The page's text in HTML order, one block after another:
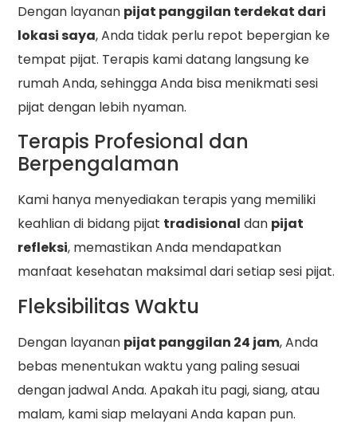
Dengan layanan pijat panggilan terdekat dari
lokasi saya, Anda tidak perlu repot bepergian ke
tempat pijat. Terapis kami datang langsung ke
rumah Anda, sehingga Anda bisa menikmati sesi
pijat dengan lebih nyaman.
Terapis Profesional dan
Berpengalaman
Kami hanya menyediakan terapis yang memiliki
keahlian di bidang pijat tradisional dan pijat
refleksi, memastikan Anda mendapatkan
manfaat kesehatan maksimal dari setiap sesi pijat.
Fleksibilitas Waktu
Dengan layanan pijat panggilan 24 jam, Anda
bebas menentukan waktu yang paling sesuai
dengan jadwal Anda. Apakah itu pagi, siang, atau
malam, kami siap melayani Anda kapan pun.